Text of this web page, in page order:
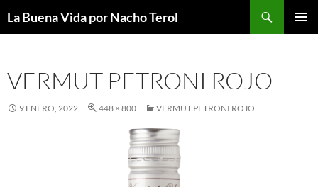
La Buena Vida por Nacho Terol
VERMUT PETRONI ROJO
9 ENERO, 2022 448 × 800 VERMUT PETRONI ROJO